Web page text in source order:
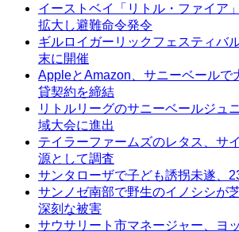
イーストベイ「リトル・ファイア
拡大し避難命令発令
ギルロイガーリックフェスティバ
末に開催
AppleとAmazon、サニーベールで
貸契約を締結
リトルリーグのサニーベールジュ
域大会に進出
テイラーファームズのレタス、サ
源として調査
サンタローザで子ども誘拐未遂、
サンノゼ南部で野生のイノシシが
深刻な被害
サウサリート市マネージャー、ヨ